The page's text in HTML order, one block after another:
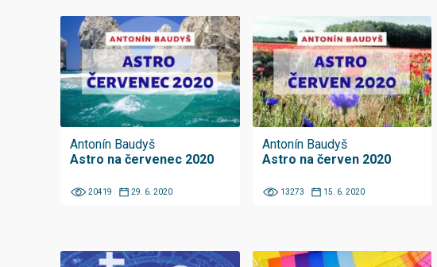
Antonín Baudyš
Astro na červenec 2020
20419 29. 6. 2020
Antonín Baudyš
Astro na červen 2020
13273 15. 6. 2020